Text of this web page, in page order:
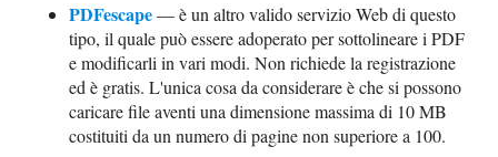
PDFescape— è un altro valido servizio Web di questo
tipo, il quale può essere adoperato per sottolineare i PDF
e modificarli in vari modi. Non richiede la registrazione
ed è gratis. L'unica cosa da considerare è che si possono
caricare file aventi una dimensione massima di 10 MB
costituiti da un numero di pagine non superiore a 100.